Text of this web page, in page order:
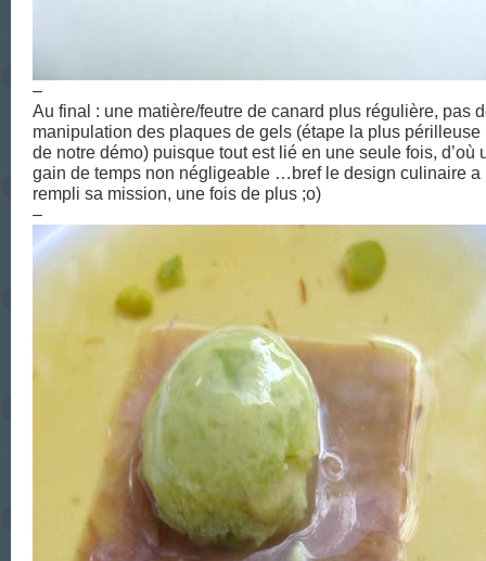
–
Au final : une matière/feutre de canard plus régulière, pas
manipulation des plaques de gels (étape la plus périlleuse
de notre démo) puisque tout est lié en une seule fois, d’où
gain de temps non négligeable …bref le design culinaire a
rempli sa mission, une fois de plus ;o)
–